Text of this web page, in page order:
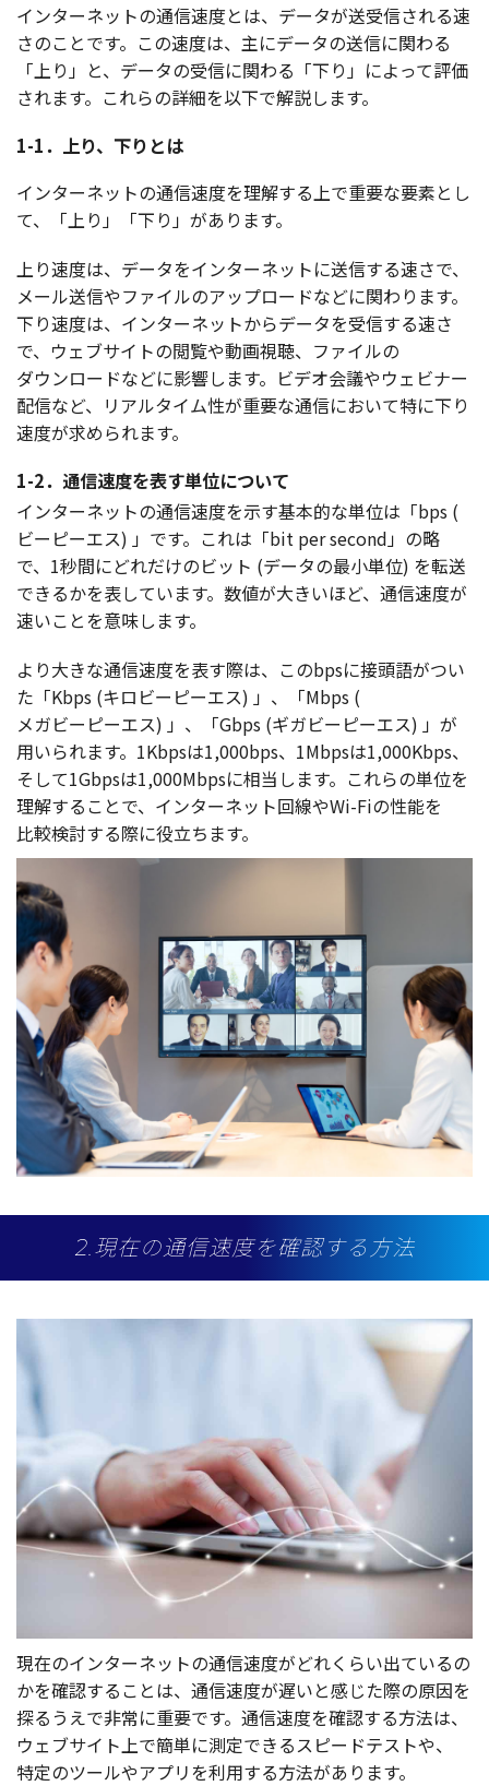
インターネットの通信速度とは、 データが送受信される速
さのことです。この速度は、主にデータの送信に関わる
「上り」と、 データの受信に関わる「下り」によって評価
されます。これらの詳細を以下で解説します。
1-1．上り、下りとは
インターネットの通信速度を理解する上で重要な要素とし
て、「上り」「下り」があります。
上り速度は、 データをインターネットに送信する速さで、
メール送信やファイルのアップロードなどに関わります。
下り速度は、 インターネットからデータを受信する速さ
で、 ウェブサイトの閲覧や動画視聴、 ファイルの
ダウンロードなどに影響します。 ビデオ会議やウェビナー
配信など、 リアルタイム性が重要な通信において特に下り
速度が求められます。
1-2．通信速度を表す単位について
インターネットの通信速度を示す基本的な単位は「bps (
ビーピーエス) 」です。これは「bit per second」の略
で、1秒間にどれだけのビット (データの最小単位) を転送
できるかを表しています。 数値が大きいほど、 通信速度が
速いことを意味します。
より大きな通信速度を表す際は、このbpsに接頭語がつい
た「Kbps (キロビーピーエス) 」、「Mbps (
メガビーピーエス) 」、「Gbps (ギガビーピーエス) 」が
用いられます。1Kbpsは1,000bps、1Mbpsは1,000Kbps、
そして1Gbpsは1,000Mbpsに相当 します。これらの単位を
理解することで、 インターネット回線やWi-Fiの性能を
比較検討する際に役立ちます。
2.現在の通信速度を確認する方法
現在のインターネットの通信速度がどれくらい出ているの
かを確認することは、 通信速度が遅いと感じた際の原因を
探るうえで非常に重要です。 通信速度を確認する方法は、
ウェブサイト上で簡単に測定できるスピードテストや、
特定のツールやアプリを利用する方法があります。